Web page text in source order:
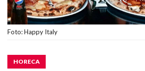
Foto: Happy Italy
HORECA